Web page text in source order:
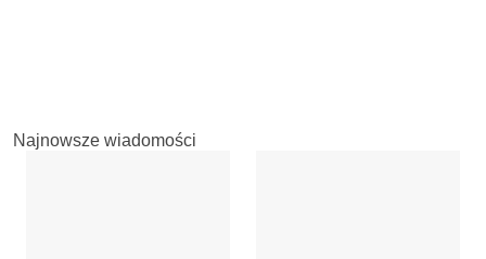
Najnowsze wiadomości